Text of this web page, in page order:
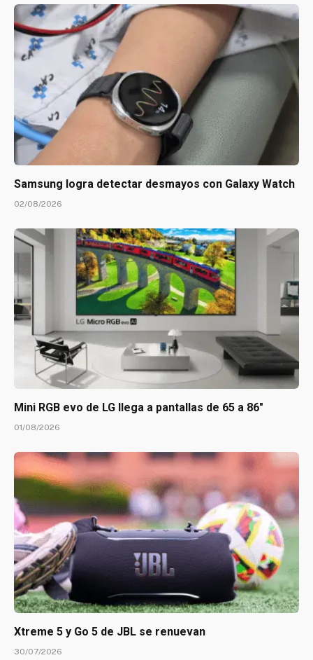
Samsung logra detectar desmayos con Galaxy Watch
02/08/2026
Mini RGB evo de LG llega a pantallas de 65 a 86″
01/08/2026
Xtreme 5 y Go 5 de JBL se renuevan
30/07/2026